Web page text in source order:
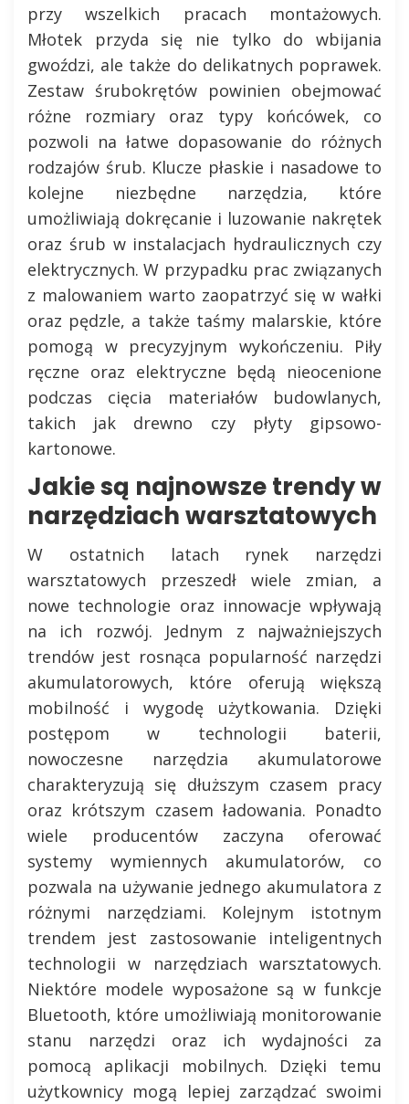
przy wszelkich pracach montażowych.
Młotek przyda się nie tylko do wbijania
gwoździ, ale także do delikatnych poprawek.
Zestaw śrubokrętów powinien obejmować
różne rozmiary oraz typy końcówek, co
pozwoli na łatwe dopasowanie do różnych
rodzajów śrub. Klucze płaskie i nasadowe to
kolejne niezbędne narzędzia, które
umożliwiają dokręcanie i luzowanie nakrętek
oraz śrub w instalacjach hydraulicznych czy
elektrycznych. W przypadku prac związanych
z malowaniem warto zaopatrzyć się w wałki
oraz pędzle, a także taśmy malarskie, które
pomogą w precyzyjnym wykończeniu. Piły
ręczne oraz elektryczne będą nieocenione
podczas cięcia materiałów budowlanych,
takich jak drewno czy płyty gipsowo-
kartonowe.
Jakie są najnowsze trendy w
narzędziach warsztatowych
W ostatnich latach rynek narzędzi
warsztatowych przeszedł wiele zmian, a
nowe technologie oraz innowacje wpływają
na ich rozwój. Jednym z najważniejszych
trendów jest rosnąca popularność narzędzi
akumulatorowych, które oferują większą
mobilność i wygodę użytkowania. Dzięki
postępom w technologii baterii,
nowoczesne narzędzia akumulatorowe
charakteryzują się dłuższym czasem pracy
oraz krótszym czasem ładowania. Ponadto
wiele producentów zaczyna oferować
systemy wymiennych akumulatorów, co
pozwala na używanie jednego akumulatora z
różnymi narzędziami. Kolejnym istotnym
trendem jest zastosowanie inteligentnych
technologii w narzędziach warsztatowych.
Niektóre modele wyposażone są w funkcje
Bluetooth, które umożliwiają monitorowanie
stanu narzędzi oraz ich wydajności za
pomocą aplikacji mobilnych. Dzięki temu
użytkownicy mogą lepiej zarządzać swoimi